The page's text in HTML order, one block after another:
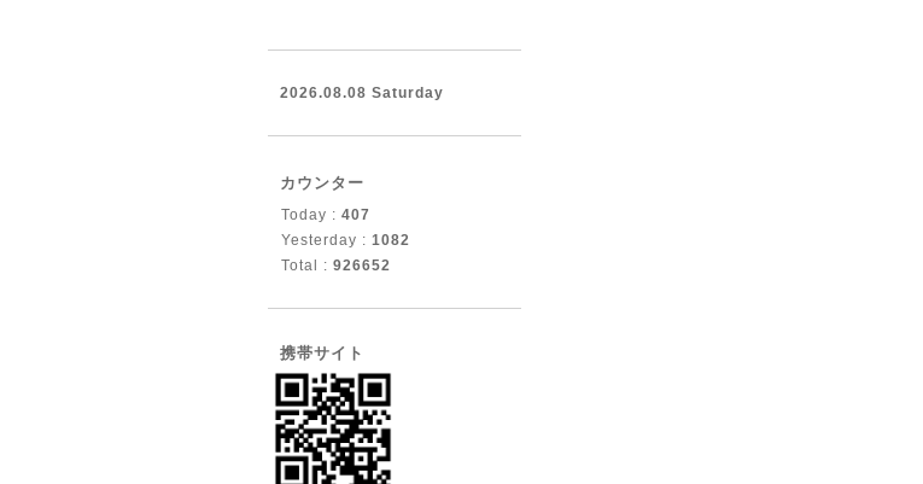
2026.08.08 Saturday
カウンター
Today : 407
Yesterday : 1082
Total : 926652
携帯サイト